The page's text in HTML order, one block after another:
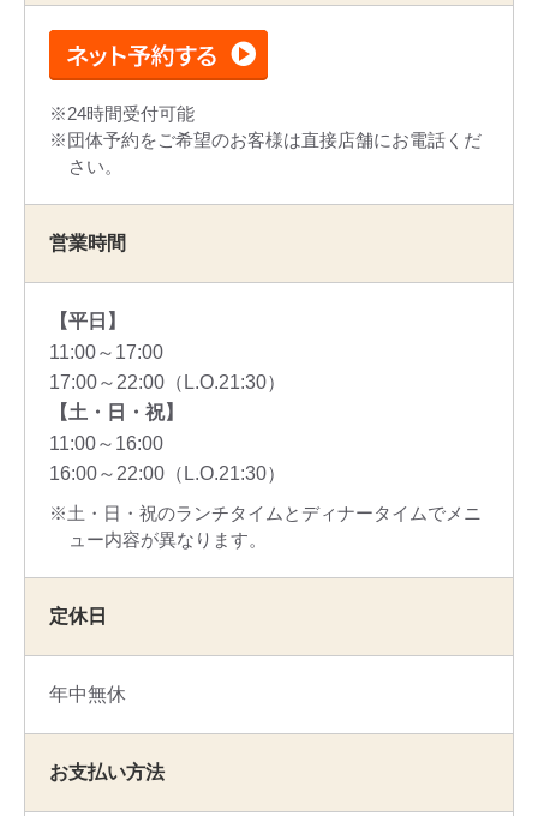
24時間受付可能
団体予約をご希望のお客様は直接店舗にお電話くだ
さい。
営業時間
【平日】
11:00～17:00
17:00～22:00（L.O.21:30）
【土・日・祝】
11:00～16:00
16:00～22:00（L.O.21:30）
土・日・祝のランチタイムとディナータイムでメニ
ュー内容が異なります。
定休日
年中無休
お支払い方法